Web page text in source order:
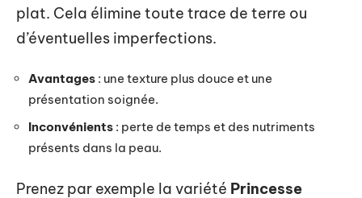
plat. Cela élimine toute trace de terre ou
d’éventuelles imperfections.
Avantages : une texture plus douce et une
présentation soignée.
Inconvénients : perte de temps et des nutriments
présents dans la peau.
Prenez par exemple la variété Princesse